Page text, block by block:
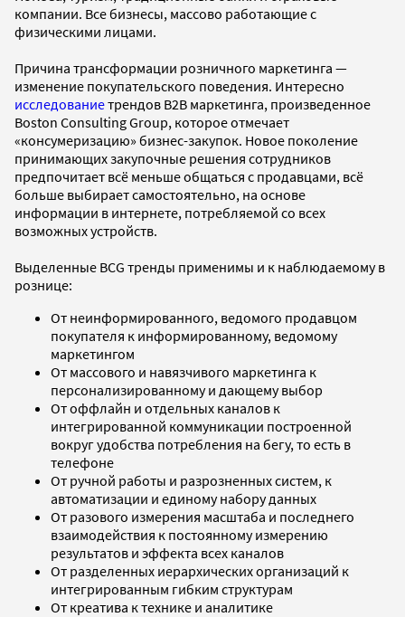
компании. Все бизнесы, массово работающие с
физическими лицами.
Причина трансформации розничного маркетинга —
изменение покупательского поведения. Интересно
исследованиетрендов B2B маркетинга, произведенное
Boston Consulting Group, которое отмечает
«консумеризацию» бизнес-закупок. Новое поколение
принимающих закупочные решения сотрудников
предпочитает всё меньше общаться с продавцами, всё
больше выбирает самостоятельно, на основе
информации в интернете, потребляемой со всех
возможных устройств.
Выделенные BCG тренды применимы и к наблюдаемому в
рознице:
От неинформированного, ведомого продавцом
покупателя к информированному, ведомому
маркетингом
От массового и навязчивого маркетинга к
персонализированному и дающему выбор
От оффлайн и отдельных каналов к
интегрированной коммуникации построенной
вокруг удобства потребления на бегу, то есть в
телефоне
От ручной работы и разрозненных систем, к
автоматизации и единому набору данных
От разового измерения масштаба и последнего
взаимодействия к постоянному измерению
результатов и эффекта всех каналов
От разделенных иерархических организаций к
интегрированным гибким структурам
От креатива к технике и аналитике